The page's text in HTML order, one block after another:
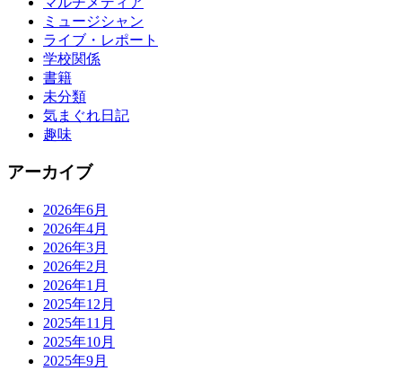
ミュージシャン
ライブ・レポート
学校関係
書籍
未分類
気まぐれ日記
趣味
アーカイブ
2026年6月
2026年4月
2026年3月
2026年2月
2026年1月
2025年12月
2025年11月
2025年10月
2025年9月